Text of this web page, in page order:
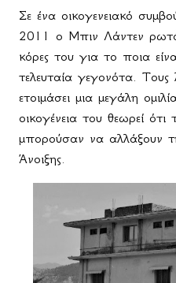
Σε ένα οικογενειακό
2011 ο Μπιν Λάντεν
κόρες του για το ποια
τελευταία γεγονότα.
ετοιμάσει μια μεγάλη
οικογένεια του θεωρεί
μπορούσαν να αλλάξουν
Άνοιξης.